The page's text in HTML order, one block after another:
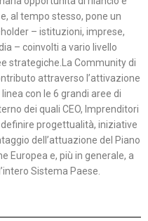
al tempo stesso, pone un
– istituzioni, imprese,
– coinvolti a vario livello
strategiche.La Community di
attraverso l’attivazione
con le 6 grandi aree di
dei quali CEO, Imprenditori
progettualità, iniziative
dell’attuazione del Piano
Europea e, più in generale, a
Sistema Paese.